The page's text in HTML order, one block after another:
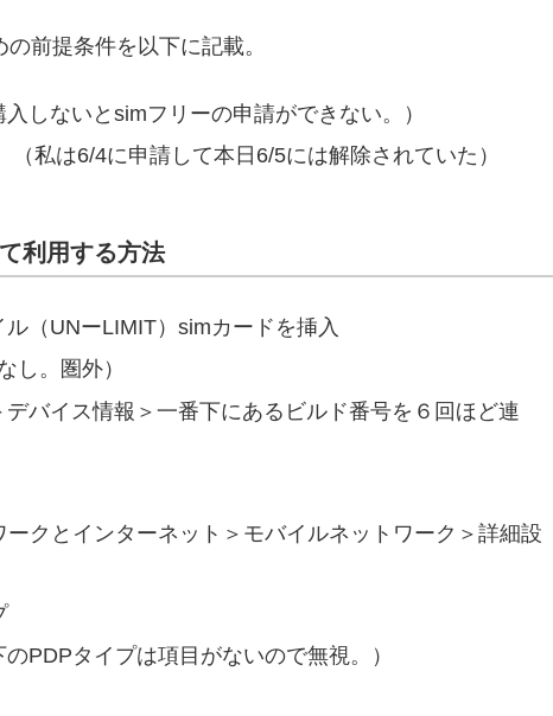
前提条件を以下に記載。
しないとsimフリーの申請ができない。）
私は6/4に申請して本日6/5には解除されていた）
利用する方法
（UNーLIMIT）simカードを挿入
し。圏外）
バイス情報＞一番下にあるビルド番号を６回ほど連
クとインターネット＞モバイルネットワーク＞詳細設
PDPタイプは項目がないので無視。）